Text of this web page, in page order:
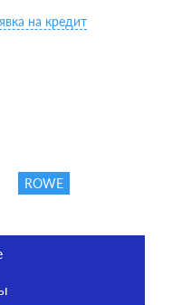
на кредит
ROWE